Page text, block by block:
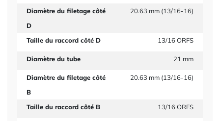
Diamètre du filetage côté
D
20.63 mm (13/16-16)
Taille du raccord côté D 13/16 ORFS
Diamètre du tube 21 mm
Diamètre du filetage côté
B
20.63 mm (13/16-16)
Taille du raccord côté B 13/16 ORFS